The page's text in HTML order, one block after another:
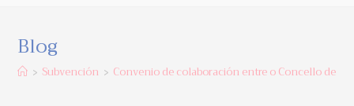
Blog
> Subvención > Convenio de colaboración entre o Concello de